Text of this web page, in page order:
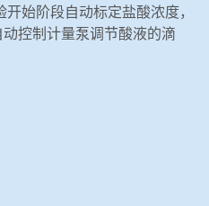
始阶段自动标定盐酸浓度，
控制计量泵调节酸液的滴